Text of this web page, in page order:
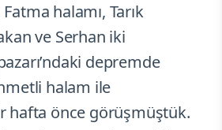
halamı, Tarık
ve Serhan iki
depremde
halam ile
hafta önce görüşmüştük.